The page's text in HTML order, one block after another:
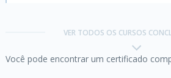
VER TODOS OS CURSOS
Você pode encontrar um certificado